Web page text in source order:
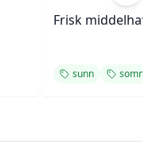
Frisk middelhavs
sunn sommer